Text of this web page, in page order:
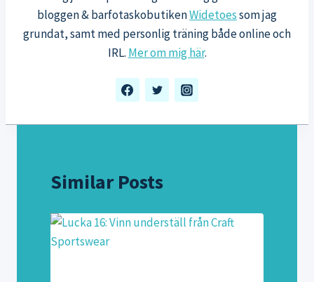
bloggen & barfotaskobutikenWidetoessom jag
grundat, samt med personlig träning både online och
IRL. Mer om mig här.
Similar Posts